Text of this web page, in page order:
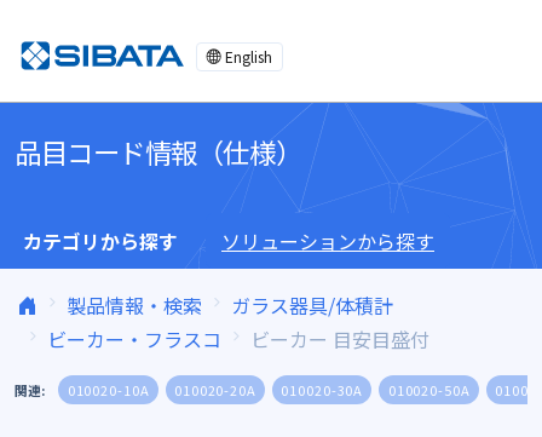
English
品目コード情報（仕様）
カテゴリから探す ソリューションから探す
製品情報・検索
ガラス器具/体積計
ビーカー・フラスコ
ビーカー 目安目盛付
関連: 010020-10A 010020-20A 010020-30A 010020-50A